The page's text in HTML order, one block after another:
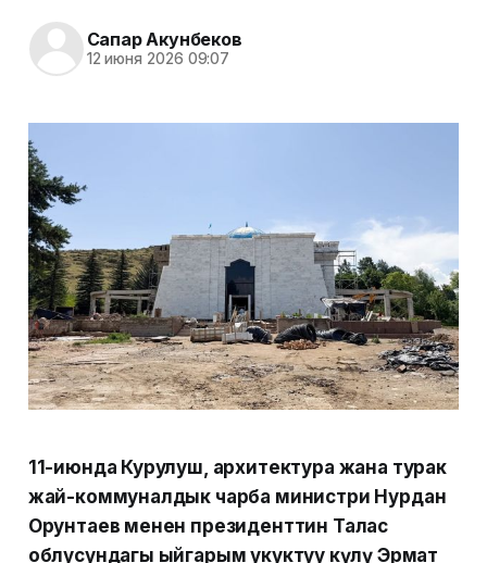
Сапар Акунбеков
12 июня 2026 09:07
11-июнда Курулуш, архитектура жана турак
жай-коммуналдык чарба министри Нурдан
Орунтаев менен президенттин Талас
облусундагы ыйгарым укуктуу өкүлү Эрмат